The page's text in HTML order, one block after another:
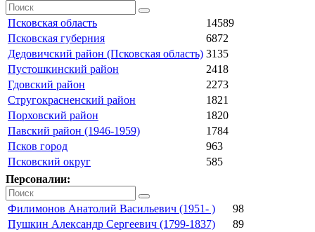
Псковская область
14589
Псковская губерния
6872
Дедовичский район (Псковская область) 3135
Пустошкинский район
2418
Гдовский район
2273
Стругокрасненский район
1821
Порховский район
1820
Павский район (1946-1959)
1784
Псков город
963
Псковский округ
585
Персоналии:
Филимонов Анатолий Васильевич (1951- )
98
Пушкин Александр Сергеевич (1799-1837)
89